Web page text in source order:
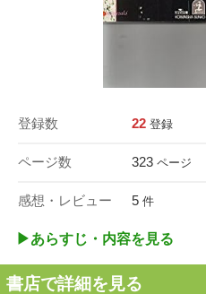
登録数 22 登録
ページ数 323 ページ
感想・レビュー 5 件
▶︎あらすじ・内容を見る
書店で詳細を見る